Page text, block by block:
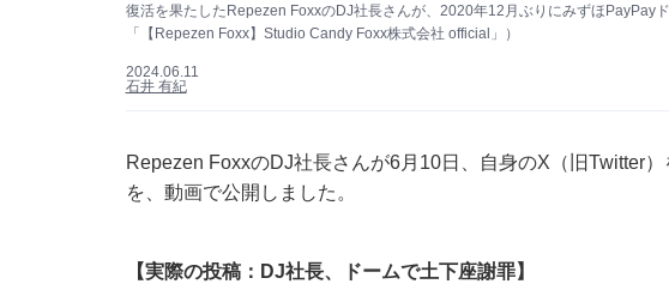
復活を果たしたRepezen FoxxのDJ社長さんが、2020年12月ぶりにみずほPayPay
「【Repezen Foxx】Studio Candy Foxx株式会社 official」）
2024.06.11
石井 有紀
Repezen FoxxのDJ社長さんが6月10日、自身のX（旧Twitter
を、動画で公開しました。
【実際の投稿：DJ社長、ドームで土下座謝罪】